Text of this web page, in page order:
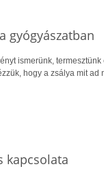
gyógyászatban
ismerünk,
hogy a zsálya mit ad
kapcsolata